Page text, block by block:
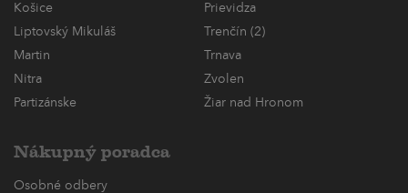
Košice
Prievidza
Liptovský Mikuláš
Trenčín (2)
Martin
Trnava
Nitra
Zvolen
Partizánske
Žiar nad Hronom
Nákupný poradca
Osobné odbery